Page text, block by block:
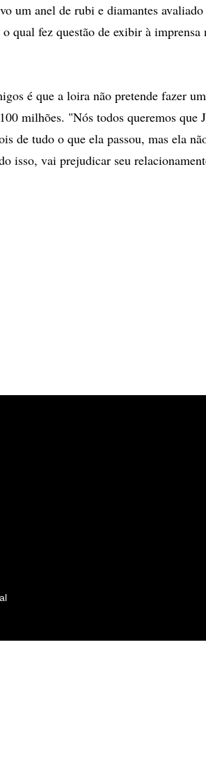
um anel de rubi e diamantes
qual fez questão de exibir à imprensa
é que a loira não pretende fazer
milhões. "Nós todos queremos que
de tudo o que ela passou, mas ela
isso, vai prejudicar seu